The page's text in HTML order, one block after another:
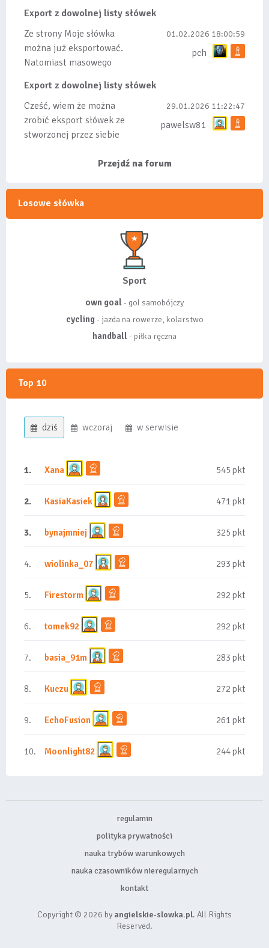
Export z dowolnej listy słówek
Ze strony Moje słówka
można już eksportować.
Natomiast masowego
bo wiąże się...
01.02.2026 18:00:59
pch
Export z dowolnej listy słówek
Cześć, wiem że można
zrobić eksport słówek ze
stworzonej przez siebie
29.01.2026 11:22:47
pawelsw81
Przejdź na forum
Losowe słówka
Sport
own goal- gol samobójczy
cycling- jazda na rowerze, kolarstwo
handball- piłka ręczna
Top 10
dziś wczoraj w serwisie
1. Xana 545 pkt
2. KasiaKasiek 471 pkt
3. bynajmniej 325 pkt
4. wiolinka_07 293 pkt
5. Firestorm 292 pkt
6. tomek92 292 pkt
7. basia_91m 283 pkt
8. Kuczu 272 pkt
9. EchoFusion 261 pkt
10. Moonlight82 244 pkt
regulamin
polityka prywatności
nauka trybów warunkowych
nauka czasowników nieregularnych
kontakt
Copyright © 2026 by angielskie-slowka.pl. All Rights
Reserved.